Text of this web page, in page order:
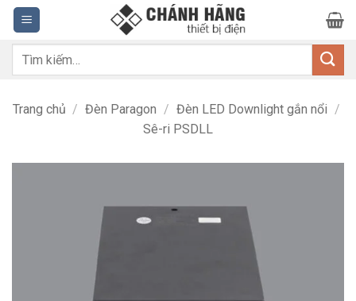
Bỏ
qua
nội
dung
Tìm
Trang chủ / Đèn Paragon / Đèn LED Downlight gắn nổi /
Sê-ri PSDLL